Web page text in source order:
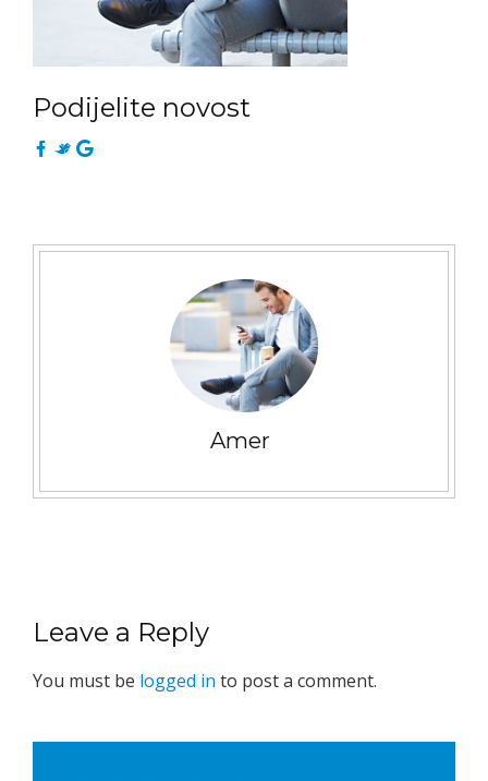
Podijelite novost
Amer
Leave a Reply
You must be logged in to post a comment.